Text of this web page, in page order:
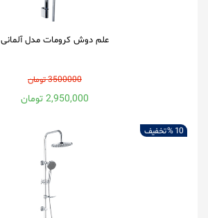
علم دوش کرومات مدل آلمانی
3500000 تومان
2,950,000 تومان
10 % تخفیف